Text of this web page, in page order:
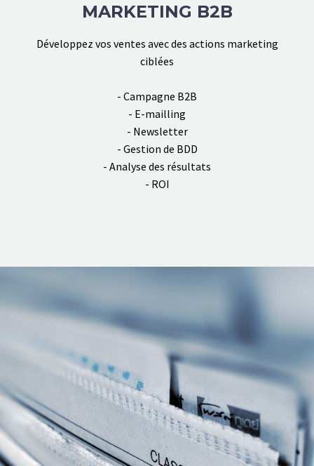
MARKETING B2B
Développez vos ventes avec des actions marketing
ciblées
- Campagne B2B
- E-mailling
- Newsletter
- Gestion de BDD
- Analyse des résultats
- ROI